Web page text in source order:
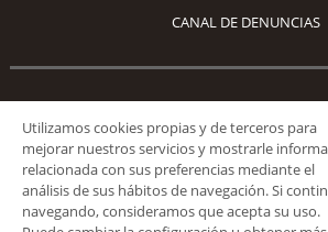
CANAL DE DENUNCIAS
Utilizamos cookies propias y de terceros para
mejorar nuestros servicios y mostrarle
relacionada con sus preferencias mediante el
análisis de sus hábitos de navegación. Si
navegando, consideramos que acepta su uso.